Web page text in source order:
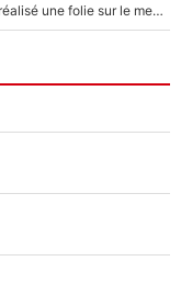
250M€ pour signer une star : Le PSG avait déjà réalisé une folie sur le mercato bien avant Neymar !